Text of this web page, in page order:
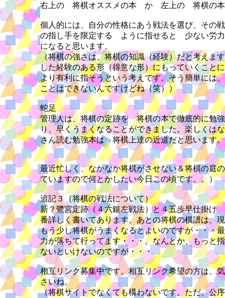
右上の 将棋オススメの本 か 左上の 将棋の
個人的には、自分の性格にあう戦法を選び、その
の指し手を限定する ように指せると 少ない労力
になると思います。
（将棋の強さは、将棋の知識（経験）だと考えま
した経験のある形（得意な形）にもっていくこと
より有利に指そうという考えです。そう簡単には
ことはできないんですけどね（笑））
蛇足
管理人は、将棋の定跡を 将棋の本で徹底的に勉
り、早くうまくなることができました。楽しくは
さん読む勉強本は 将棋上達の近道だと思います
最近忙しく、なかなか将棋がさせない＆将棋の庭
ていますので何とかしたい今日この頃です。。）
追記３（将棋の戦法について）
新？鷺宮定跡（４六銀左戦法）と４五歩早仕掛
番詳しく書いてあります。あとの将棋の棋譜は、
もう少し将棋がうまくなるとよいのですが・・・
力が落ちて行ってます・・・。なんとか、もっと
ないといけないのですが・・・
相互リンク募集中です。相互リンク希望の方は、
さいね。
（将棋サイトでなくても構わないです。ただ、公